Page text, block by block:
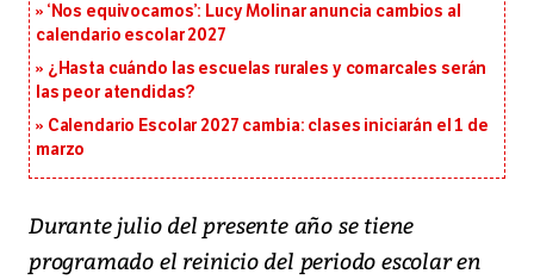
‘Nos equivocamos’: Lucy Molinar anuncia cambios al
calendario escolar 2027
¿Hasta cuándo las escuelas rurales y comarcales serán
las peor atendidas?
Calendario Escolar 2027 cambia: clases iniciarán el 1 de
marzo
Durante julio del presente año se tiene
programado el reinicio del periodo escolar en